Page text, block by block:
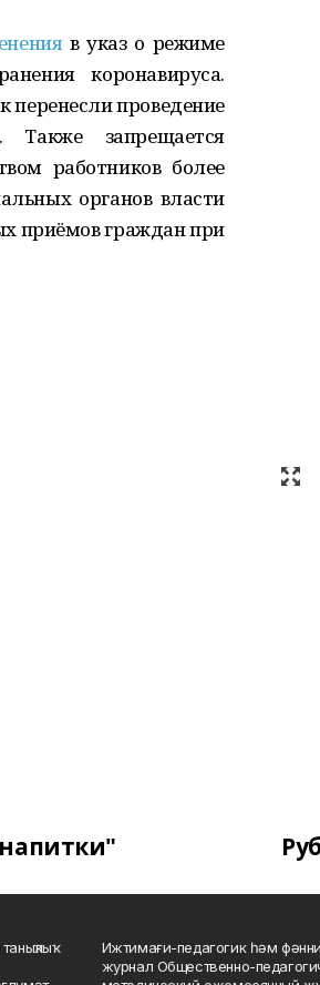
в указ о режиме
коронавируса.
перенесли проведение
Также запрещается
работников более
органов власти
приёмов граждан при
Ижтимағи-педагогик һәм
журнал Общественно-